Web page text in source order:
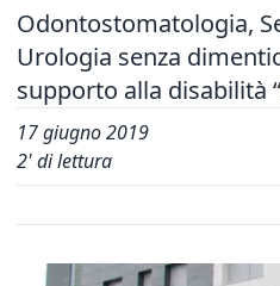
Odontostomatologia,
Urologia senza
supporto alla disabilità
17 giugno 2019
2' di lettura